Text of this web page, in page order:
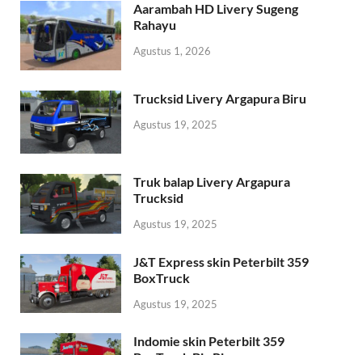
Aarambah HD Livery Sugeng
Rahayu
Agustus 1, 2026
Trucksid Livery Argapura Biru
Agustus 19, 2025
Truk balap Livery Argapura
Trucksid
Agustus 19, 2025
J&T Express skin Peterbilt 359
BoxTruck
Agustus 19, 2025
Indomie skin Peterbilt 359